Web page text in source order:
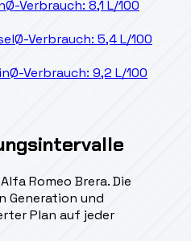
Ø-Verbrauch: 8,1 L/100
Ø-Verbrauch: 5,4 L/100
Ø-Verbrauch: 9,2 L/100
Romeo Brera. Die
Generation und
Plan auf jeder